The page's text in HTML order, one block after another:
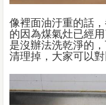
像裡面油汙重的話
的因為煤氣灶已經
是沒辦法洗乾淨的
清理掉，大家可以